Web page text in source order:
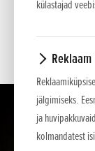
külastajad
Reklaam
jälgimiseks.
ja
kolmandatest
vajalik.